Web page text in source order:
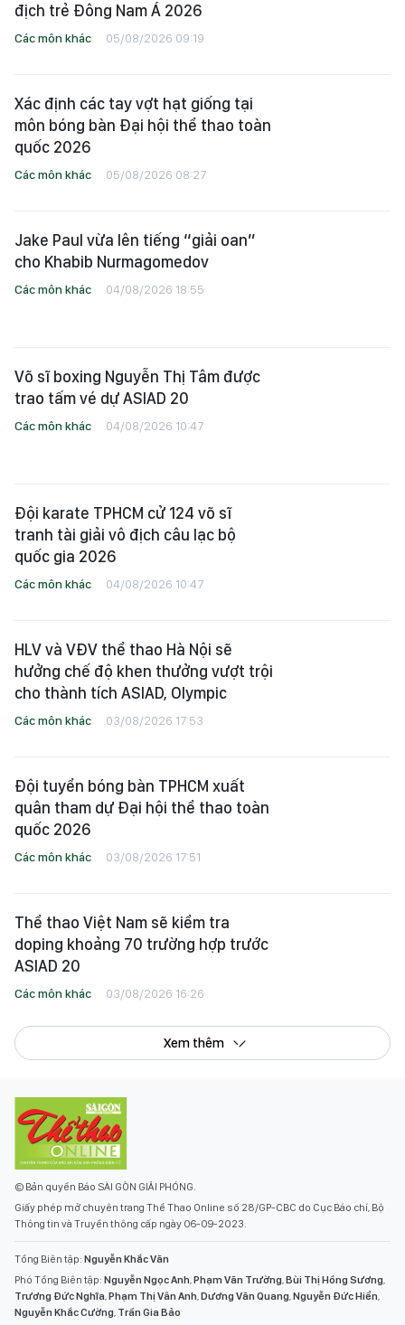
địch trẻ Đông Nam Á 2026
Các môn khác 05/08/2026 09:19
Xác định các tay vợt hạt giống tại
môn bóng bàn Đại hội thể thao toàn
quốc 2026
Các môn khác 05/08/2026 08:27
Jake Paul vừa lên tiếng “giải oan”
cho Khabib Nurmagomedov
Các môn khác 04/08/2026 18:55
Võ sĩ boxing Nguyễn Thị Tâm được
trao tấm vé dự ASIAD 20
Các môn khác 04/08/2026 10:47
Đội karate TPHCM cử 124 võ sĩ
tranh tài giải vô địch câu lạc bộ
quốc gia 2026
Các môn khác 04/08/2026 10:47
HLV và VĐV thể thao Hà Nội sẽ
hưởng chế độ khen thưởng vượt trội
cho thành tích ASIAD, Olympic
Các môn khác 03/08/2026 17:53
Đội tuyển bóng bàn TPHCM xuất
quân tham dự Đại hội thể thao toàn
quốc 2026
Các môn khác 03/08/2026 17:51
Thể thao Việt Nam sẽ kiểm tra
doping khoảng 70 trường hợp trước
ASIAD 20
Các môn khác 03/08/2026 16:26
Xem thêm
© Bản quyền Báo SÀI GÒN GIẢI PHÓNG.
Giấy phép mở chuyên trang Thể Thao Online số 28/GP-CBC do Cục Báo chí, Bộ
Thông tin và Truyền thông cấp ngày 06-09-2023.
Tổng Biên tập: Nguyễn Khắc Văn
Phó Tổng Biên tập: Nguyễn Ngọc Anh,Phạm Văn Trường,Bùi Thị Hồng Sương,
Trương Đức Nghĩa,Phạm Thị Vân Anh,Dương Văn Quang,Nguyễn Đức Hiển,
Nguyễn Khắc Cường, Trần Gia Bảo